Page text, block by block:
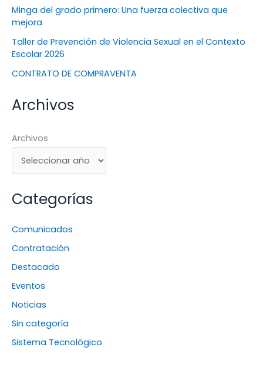
Minga del grado primero: Una fuerza colectiva que
mejora
Taller de Prevención de Violencia Sexual en el Contexto
Escolar 2026
CONTRATO DE COMPRAVENTA
Archivos
Archivos
Categorías
Comunicados
Contratación
Destacado
Eventos
Noticias
Sin categoría
Sistema Tecnológico